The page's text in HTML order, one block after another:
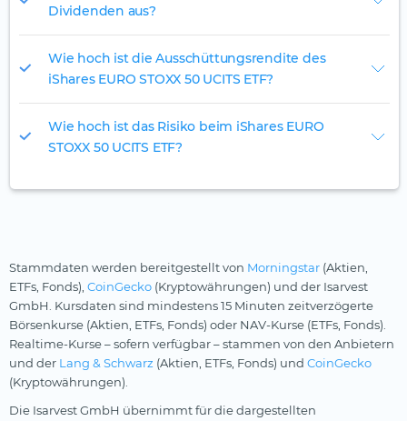
Dividenden aus?
Wie hoch ist die Ausschüttungsrendite des
iShares EURO STOXX 50 UCITS ETF?
Wie hoch ist das Risiko beim iShares EURO
STOXX 50 UCITS ETF?
Stammdaten werden bereitgestellt von Morningstar (Aktien,
ETFs, Fonds), CoinGecko (Kryptowährungen) und der Isarvest
GmbH. Kursdaten sind mindestens 15 Minuten zeitverzögerte
Börsenkurse (Aktien, ETFs, Fonds) oder NAV-Kurse (ETFs, Fonds).
Realtime-Kurse – sofern verfügbar – stammen von den Anbietern
und der Lang & Schwarz (Aktien, ETFs, Fonds) und CoinGecko
(Kryptowährungen).
Die Isarvest GmbH übernimmt für die dargestellten